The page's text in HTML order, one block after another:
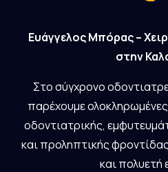
Ευάγγελος Μπόρας –
στην
Στο σύγχρονο
παρέχουμε
οδοντιατρικής,
και προληπτικής
και πολυετή